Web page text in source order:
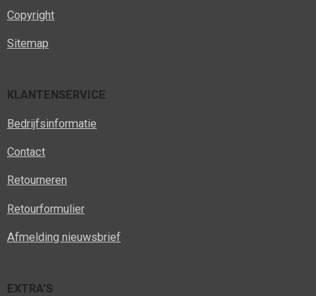
Copyright
Sitemap
KLANTENSERVICE
Bedrijfsinformatie
Contact
Retourneren
Retourformulier
Afmelding nieuwsbrief
EXTRA'S